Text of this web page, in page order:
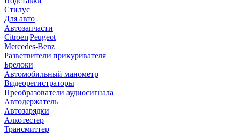
Стилус
Для авто
Автозапчасти
Citroen|Peugeot
Mercedes-Benz
Разветвители прикуривателя
Брелоки
Автомобильный манометр
Видеорегистраторы
Преобразователи аудиосигнала
Автодержатель
Автозарядки
Алкотестер
Трансмиттер